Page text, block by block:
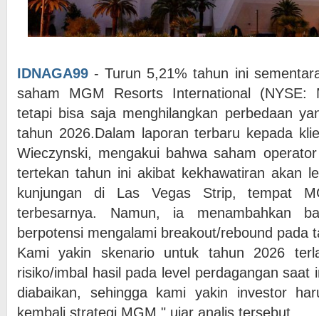
IDNAGA99 - Turun 5,21% tahun ini
saham MGM Resorts International (NYSE:
tetapi bisa saja menghilangkan perbedaan
tahun 2026.Dalam laporan terbaru kepada
Wieczynski, mengakui bahwa saham
tertekan tahun ini akibat kekhawatiran akan
kunjungan di Las Vegas Strip, tempat
terbesarnya. Namun, ia menambahkan
berpotensi mengalami breakout/rebound pada
Kami yakin skenario untuk tahun 2026
risiko/imbal hasil pada level perdagangan saat
diabaikan, sehingga kami yakin investor
kembali strategi MGM," ujar analis tersebut.